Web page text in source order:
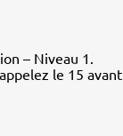
– Niveau 1.
le 15 avant